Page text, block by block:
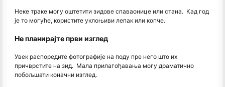
Неке траке могу оштетити зидове спаваонице или стана. Кад год
је то могуће, користите уклоњиви лепак или копче.
Не планирајте први изглед
Увек распоредите фотографије на поду пре него што их
причврстите на зид. Мала прилагођавања могу драматично
побољшати коначни изглед.